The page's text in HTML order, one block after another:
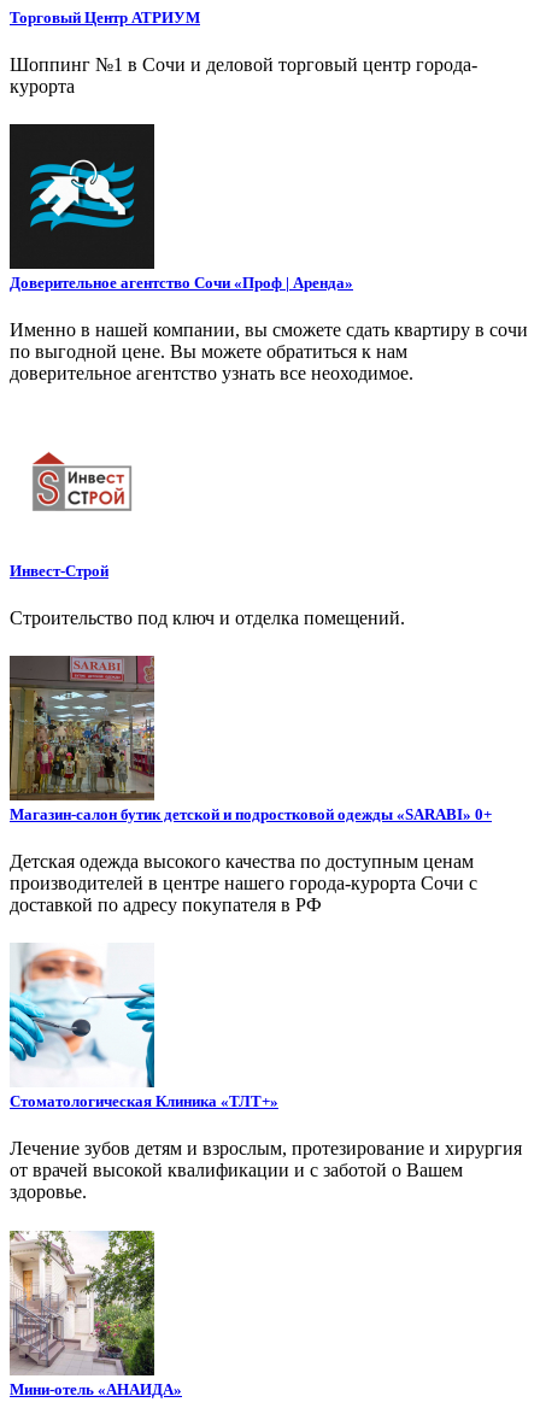
Торговый Центр АТРИУМ
Шоппинг №1 в Сочи и деловой торговый центр города-
курорта
Доверительное агентство Сочи «Проф | Аренда»
Именно в нашей компании, вы сможете сдать квартиру в сочи
по выгодной цене. Вы можете обратиться к нам
доверительное агентство узнать все неоходимое.
Инвест-Строй
Строительство под ключ и отделка помещений.
Магазин-салон бутик детской и подростковой одежды «SARABI» 0+
Детская одежда высокого качества по доступным ценам
производителей в центре нашего города-курорта Сочи с
доставкой по адресу покупателя в РФ
Стоматологическая Клиника «ТЛТ+»
Лечение зубов детям и взрослым, протезирование и хирургия
от врачей высокой квалификации и с заботой о Вашем
здоровье.
Мини-отель «АНАИДА»